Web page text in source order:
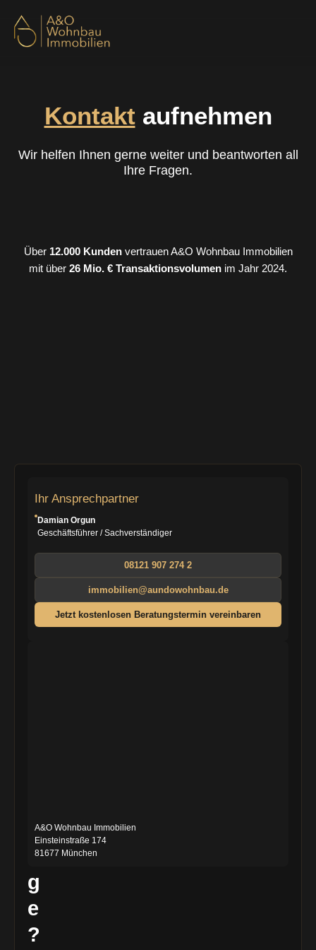
Inhalt
springen
Kontaktaufnehmen
Wir helfen Ihnen gerne weiter und beantworten all
Ihre Fragen.
Über 12.000 Kundenvertrauen A&O Wohnbau Immobilien
mit über 26 Mio. € Transaktionsvolumen im Jahr 2024.
S
e
a
b
r
a
g
e
?
Ihr Ansprechpartner
Damian Orgun
Geschäftsführer / Sachverständiger
08121 907 274 2
immobilien@aundowohnbau.de
Jetzt kostenlosen Beratungstermin vereinbaren
A&O Wohnbau Immobilien
Einsteinstraße 174
81677 München